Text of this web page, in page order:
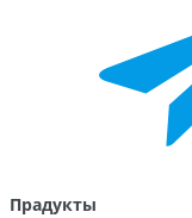
Прадукты